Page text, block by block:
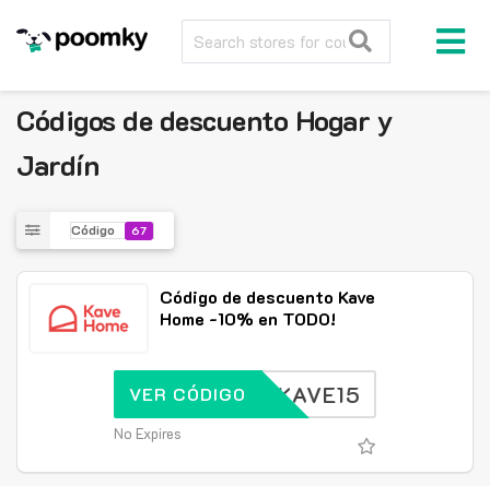
Códigos de descuento Hogar y
Jardín
Código 67
Código de descuento Kave
Home -10% en TODO!
KAVE15
VER CÓDIGO
No Expires